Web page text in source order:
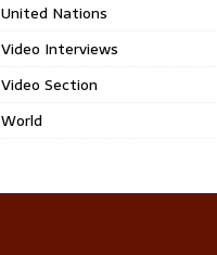
United Nations
Video Interviews
Video Section
World